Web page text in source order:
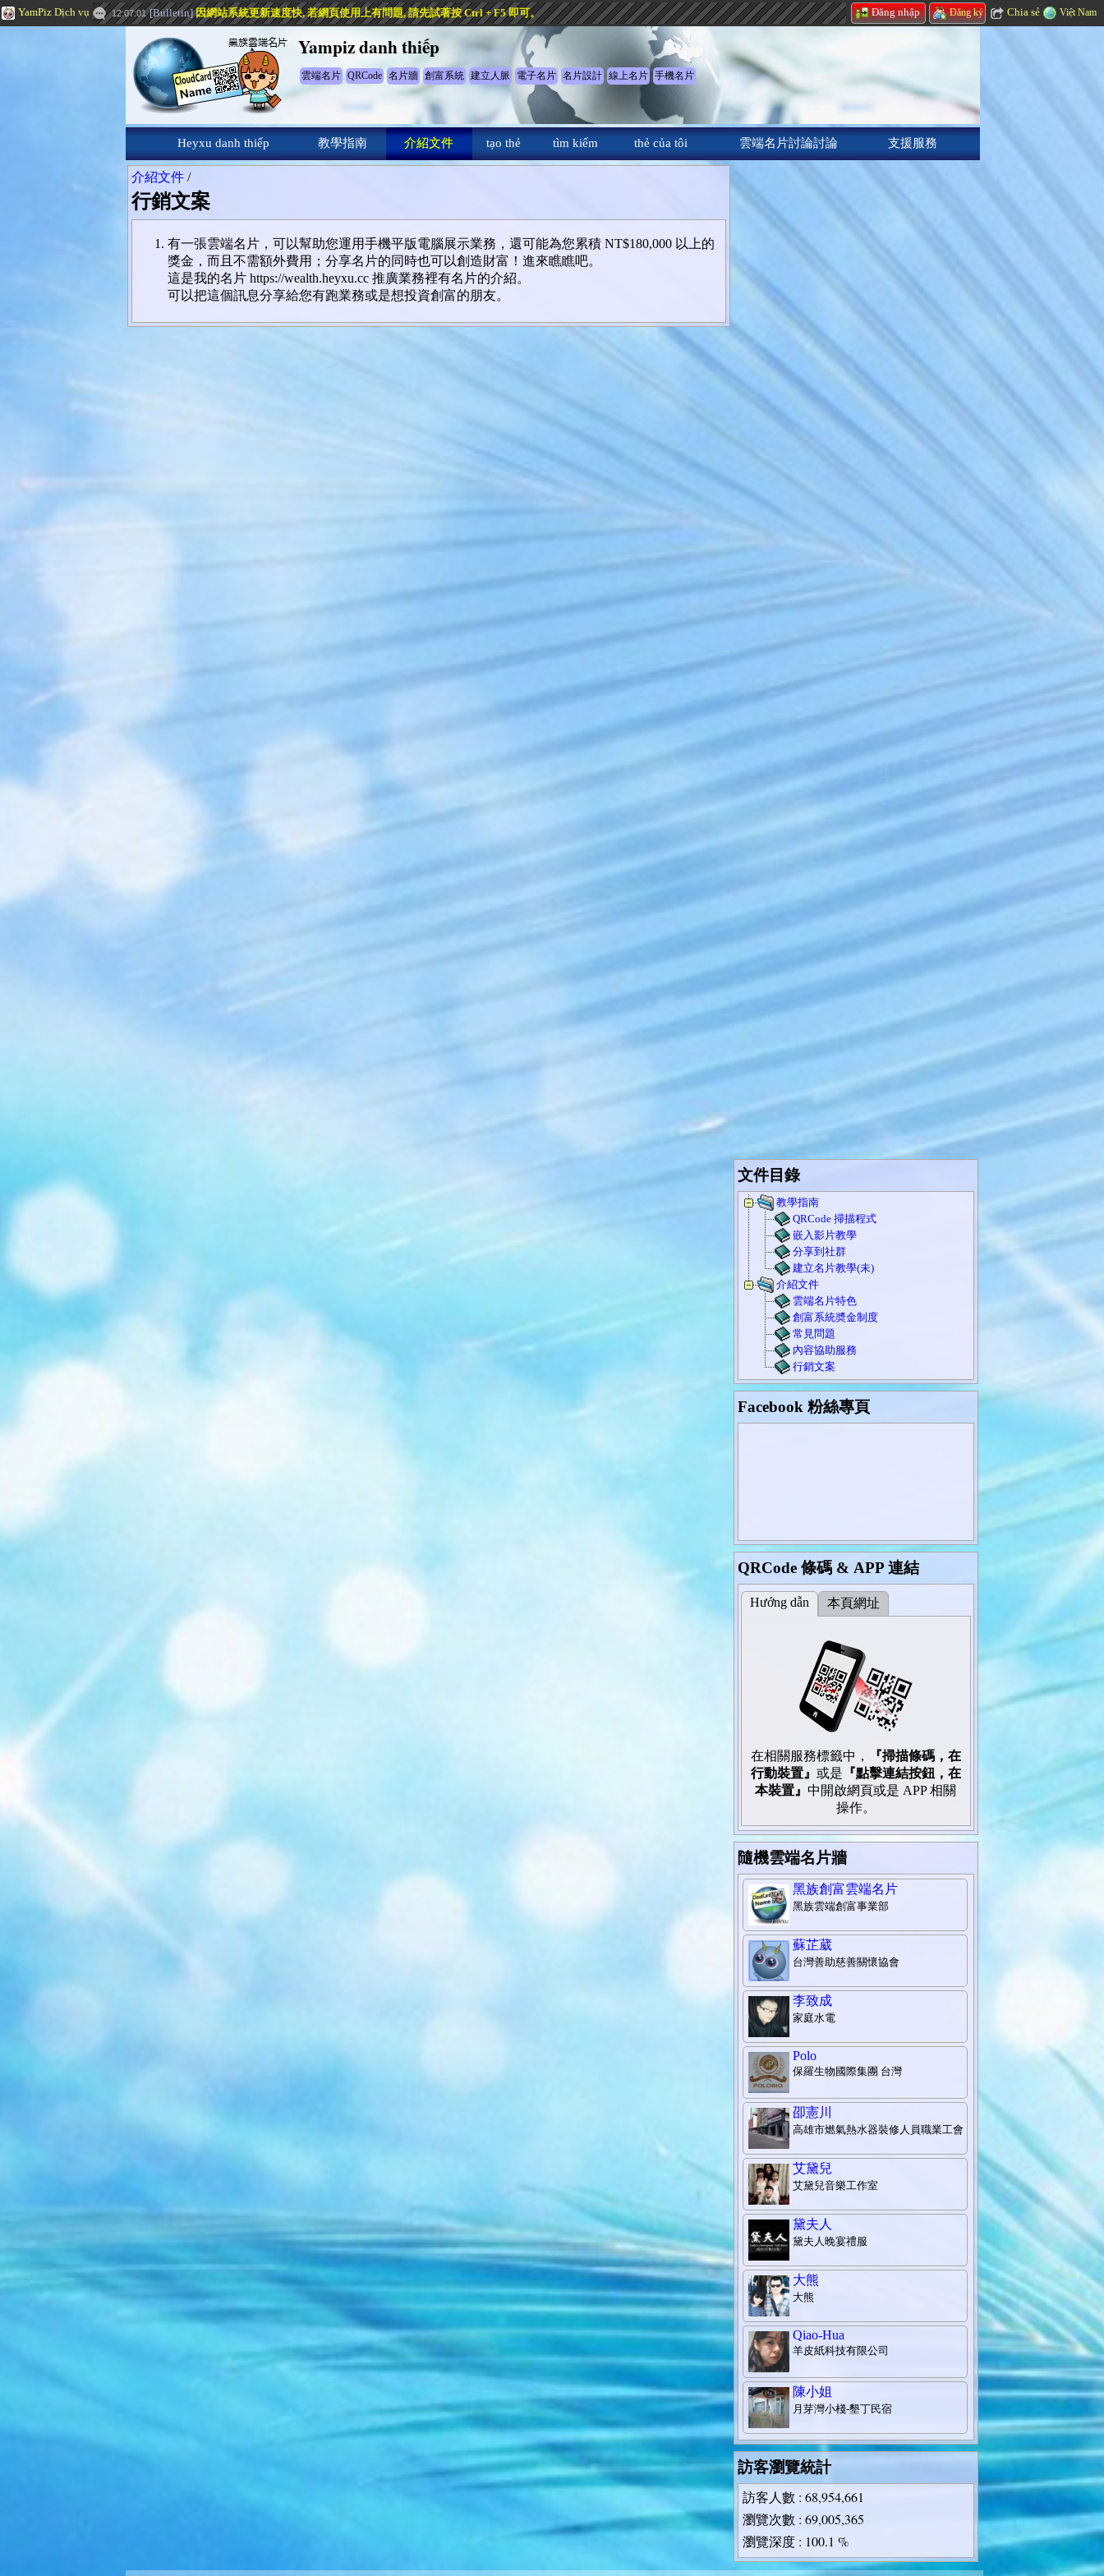
YamPiz Dịch vụ 12:07:01 [Bulletin]因網站系統更新速度快, 若網頁使用上有問題, 請先試著按 Ctrl + F5 即可。 Đăng nhập Đăng ký Chia sẻ Việt Nam
Yampiz danh thiếp
雲端名片 QRCode 名片牆 創富系統 建立人脈 電子名片 名片設計 線上名片 手機名片
Heyxu danh thiếp 教學指南 介紹文件 tạo thẻ tìm kiếm thẻ của tôi 雲端名片討論討論 支援服務
介紹文件/
行銷文案
有一張雲端名片，可以幫助您運用手機平版電腦展示業務，還可能為您累積 NT$180,000 以上的
獎金，而且不需額外費用；分享名片的同時也可以創造財富！進來瞧瞧吧。
這是我的名片 https://wealth.heyxu.cc 推廣業務裡有名片的介紹。
可以把這個訊息分享給您有跑業務或是想投資創富的朋友。
文件目錄
教學指南
QRCode 掃描程式
嵌入影片教學
分享到社群
建立名片教學(未)
介紹文件
雲端名片特色
創富系統奬金制度
常見問題
內容協助服務
行銷文案
Facebook 粉絲專頁
QRCode 條碼 & APP 連結
Hướng dẫn 本頁網址
在相關服務標籤中，
『掃描條碼，在
行動裝置』 或是 『點擊連結按鈕，在
本裝置』 中開啟網頁或是 APP 相關
操作。
隨機雲端名片牆
黑族創富雲端名片
黑族雲端創富事業部
蘇芷葳
台灣善助慈善關懷協會
李致成
家庭水電
Polo
保羅生物國際集團 台灣
卲憲川
高雄市燃氣熱水器裝修人員職業工會
艾黛兒
艾黛兒音樂工作室
黛夫人
黛夫人晚宴禮服
大熊
大熊
Qiao-Hua
羊皮紙科技有限公司
陳小姐
月芽灣小棧-墾丁民宿
訪客瀏覽統計
訪客人數 : 68,954,661
瀏覽次數 : 69,005,365
瀏覽深度: 100.1 %